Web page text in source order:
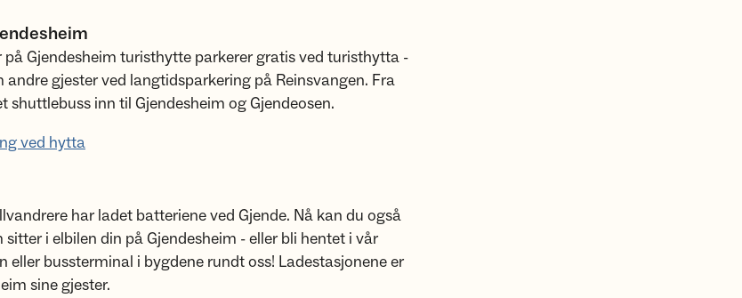
Gjendesheim turisthytte parkerer gratis ved turisthytta -
andre gjester ved langtidsparkering på Reinsvangen. Fra
shuttlebuss inn til Gjendesheim og Gjendeosen.
ved hytta
har ladet batteriene ved Gjende. Nå kan du også
i elbilen din på Gjendesheim - eller bli hentet i vår
eller bussterminal i bygdene rundt oss! Ladestasjonene er
sine gjester.